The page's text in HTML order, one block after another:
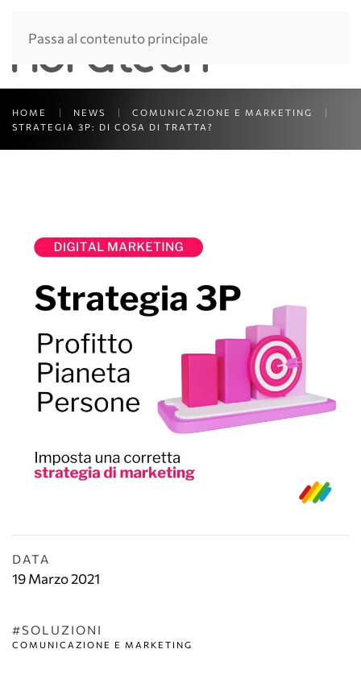
Passa al contenuto principale
HOME NEWS
COMUNICAZIONE E MARKETING
STRATEGIA 3P: DI COSA DI TRATTA?
DATA
19 Marzo 2021
#SOLUZIONI
COMUNICAZIONE E MARKETING